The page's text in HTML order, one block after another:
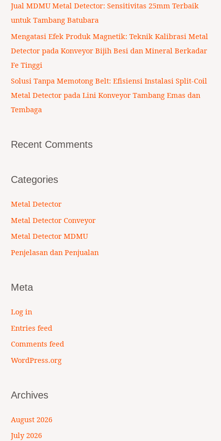
:
Jual MDMU Metal Detector: Sensitivitas 25mm Terbaik
untuk Tambang Batubara
Mengatasi Efek Produk Magnetik: Teknik Kalibrasi Metal
Detector pada Konveyor Bijih Besi dan Mineral Berkadar
Fe Tinggi
Solusi Tanpa Memotong Belt: Efisiensi Instalasi Split-Coil
Metal Detector pada Lini Konveyor Tambang Emas dan
Tembaga
Recent Comments
Categories
Metal Detector
Metal Detector Conveyor
Metal Detector MDMU
Penjelasan dan Penjualan
Meta
Log in
Entries feed
Comments feed
WordPress.org
Archives
August 2026
July 2026